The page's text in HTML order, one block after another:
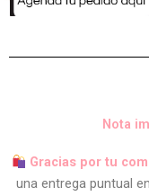
Nota
Gracias por tu
una entrega puntual